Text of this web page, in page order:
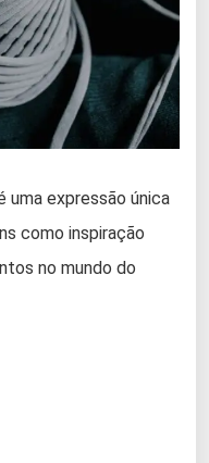
uma expressão única
como inspiração
no mundo do